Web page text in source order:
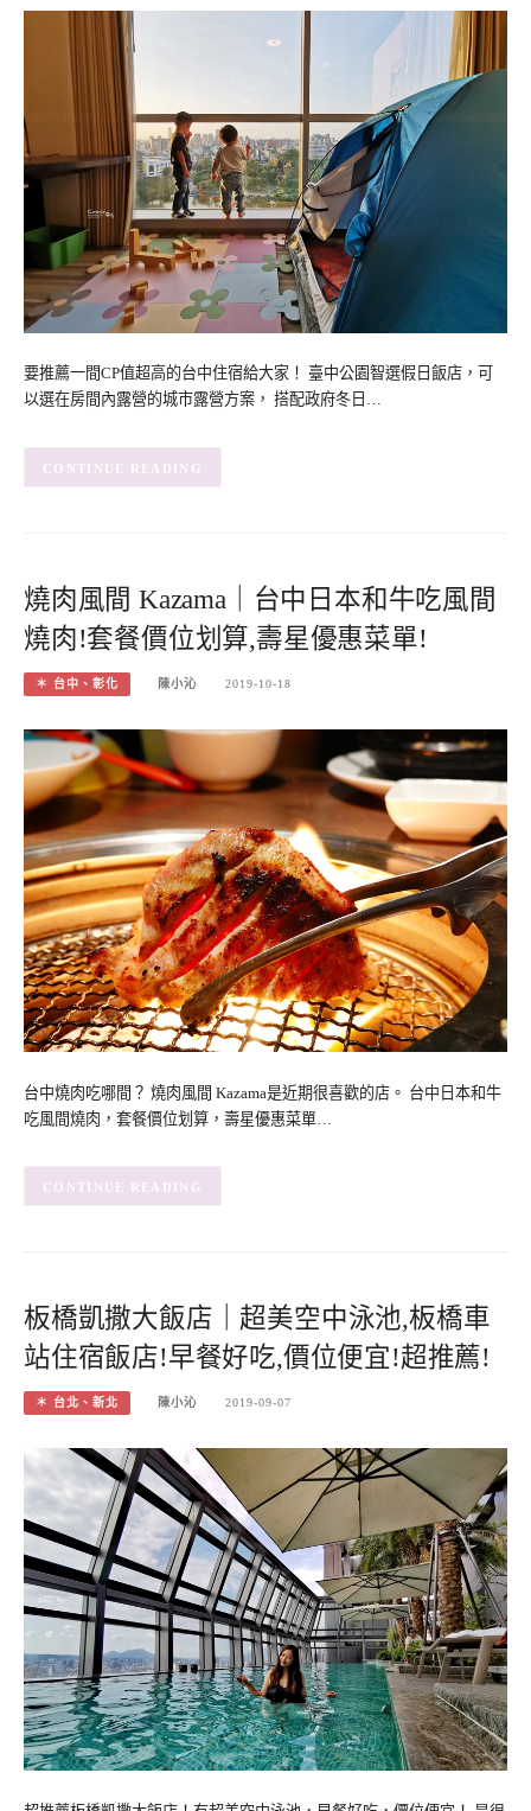
要推薦一間CP值超高的台中住宿給大家！ 臺中公園智選假日飯店，可
以選在房間內露營的城市露營方案， 搭配政府冬日…
CONTINUE READING
燒肉風間 Kazama｜台中日本和牛吃風間
燒肉!套餐價位划算,壽星優惠菜單!
＊ 台中、彰化 陳小沁 2019-10-18
台中燒肉吃哪間？ 燒肉風間 Kazama是近期很喜歡的店。 台中日本和牛
吃風間燒肉，套餐價位划算，壽星優惠菜單…
CONTINUE READING
板橋凱撒大飯店｜超美空中泳池,板橋車
站住宿飯店!早餐好吃,價位便宜!超推薦!
＊ 台北、新北 陳小沁 2019-09-07